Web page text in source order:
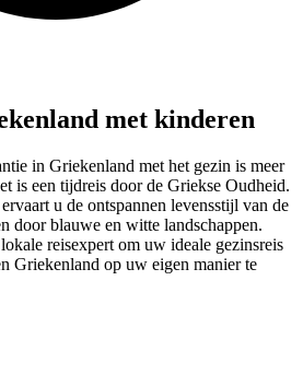
met kinderen
in Griekenland met het gezin is meer
is een tijdreis door de Griekse Oudheid.
u de ontspannen levensstijl van de
door blauwe en witte landschappen.
reisexpert om uw ideale gezinsreis
Griekenland op uw eigen manier te